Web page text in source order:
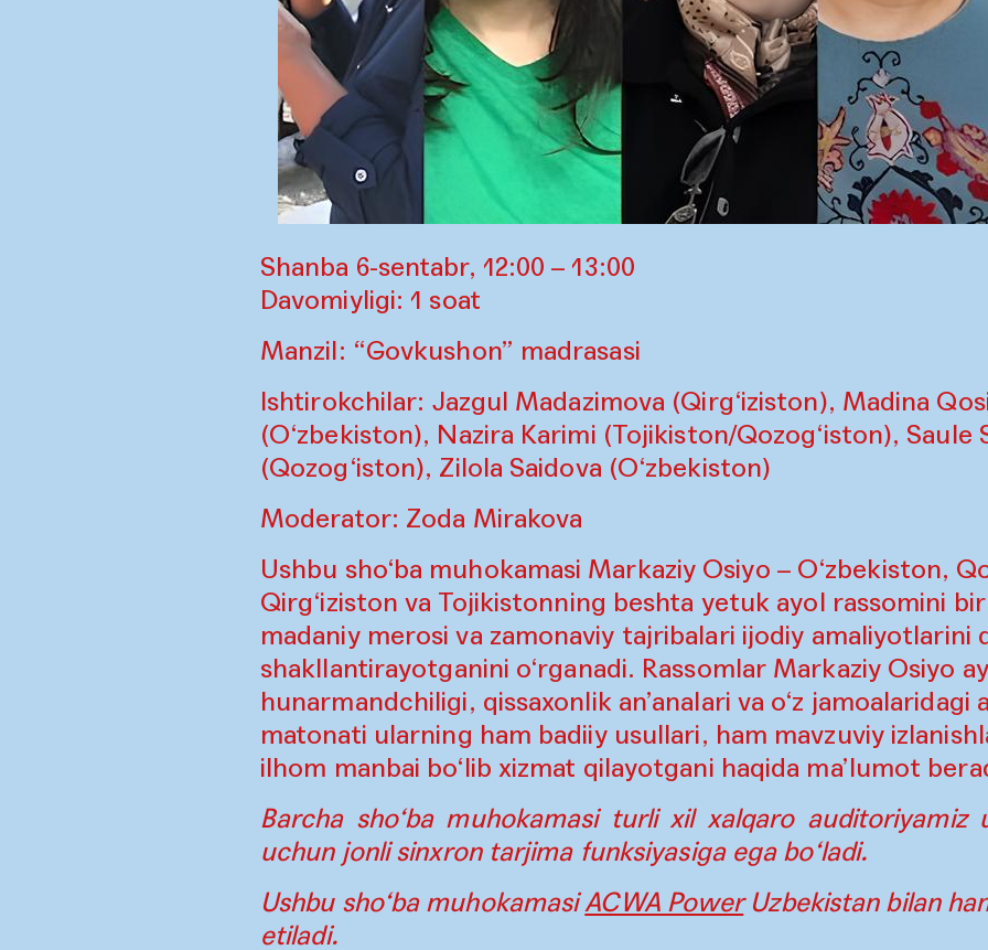
Shanba 6-sentabr, 12:00 – 13:00
Davomiyligi: 1 soat
Manzil: “Govkushon” madrasasi
Ishtirokchilar: Jazgul Madazimova (Qirg‘iziston), Madina
(O‘zbekiston), Nazira Karimi (Tojikiston/Qozog‘iston), Saule
(Qozog‘iston), Zilola Saidova (O‘zbekiston)
Moderator: Zoda Mirakova
Ushbu sho‘ba muhokamasi Markaziy Osiyo – O‘zbekiston,
Qirg‘iziston va Tojikistonning beshta yetuk ayol rassomini
madaniy merosi va zamonaviy tajribalari ijodiy amaliyotlarini
shakllantirayotganini o‘rganadi. Rassomlar Markaziy Osiyo
hunarmandchiligi, qissaxonlik an’analari va o‘z jamoalaridagi
matonati ularning ham badiiy usullari, ham mavzuviy
ilhom manbai bo‘lib xizmat qilayotgani haqida ma’lumot
Barcha sho‘ba muhokamasi turli xil xalqaro auditoriyamiz
uchun jonli sinxron tarjima funksiyasiga ega bo‘ladi.
Ushbu sho‘ba muhokamasiACWA PowerUzbekistan bilan
etiladi.